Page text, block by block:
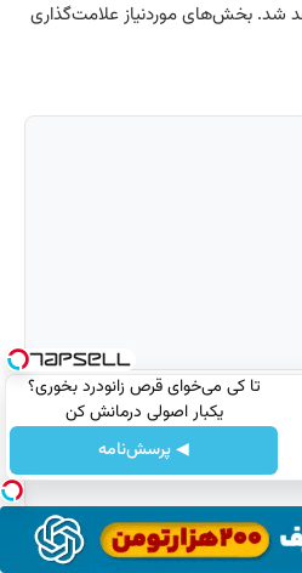
تا کی می‌خوای قرص زانودرد بخوری؟
یکبار اصولی درمانش کن
◀ پرسش‌نامه
شد. بخش‌های موردنیاز علامت‌گذاری